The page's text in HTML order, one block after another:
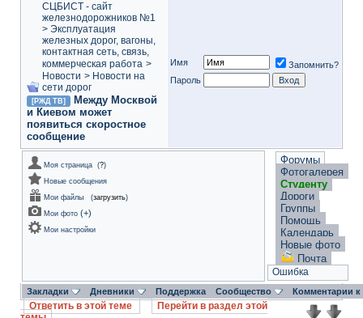
СЦБИСТ - сайт
железнодорожников №1
> Эксплуатация
железных дорог, вагоны,
контактная сеть, связь,
коммерческая работа >
Новости > Новости на
сети дорог
[РЖД ТВ]
Между Москвой
и Киевом может
появиться скоростное
сообщение
Имя
Запомнить?
Пароль
Моя страница (?)
Новые сообщения
Мои файлы
(загрузить)
Мои фото (+)
Мои настройки
Форумы
Фотогалерея
Студенту
Дороги
Группы
Помощь
Календарь
Новые фото
Почта
Ошибка
Закладки Дневники Поддержка Сообщество Комментарии
Ответить в этой теме
Перейти в раздел этой